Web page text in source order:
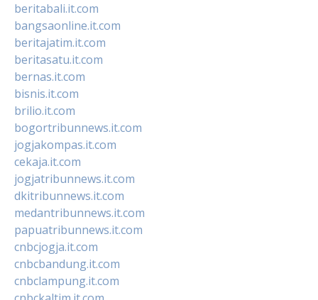
beritabali.it.com
bangsaonline.it.com
beritajatim.it.com
beritasatu.it.com
bernas.it.com
bisnis.it.com
brilio.it.com
bogortribunnews.it.com
jogjakompas.it.com
cekaja.it.com
jogjatribunnews.it.com
dkitribunnews.it.com
medantribunnews.it.com
papuatribunnews.it.com
cnbcjogja.it.com
cnbcbandung.it.com
cnbclampung.it.com